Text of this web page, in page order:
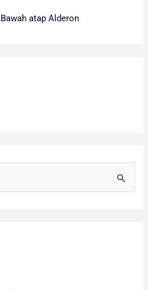
atap Alderon